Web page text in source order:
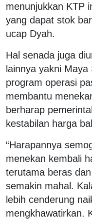
menunjukkan KTP
yang dapat stok
ucap Dyah.
Hal senada juga
lainnya yakni
program operasi
membantu
berharap
kestabilan harga
“Harapannya
menekan kembali
terutama beras
semakin mahal.
lebih cenderung
mengkhawatirkan.